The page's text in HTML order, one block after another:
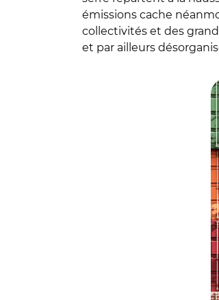
émissions cache
collectivités et des
et par ailleurs